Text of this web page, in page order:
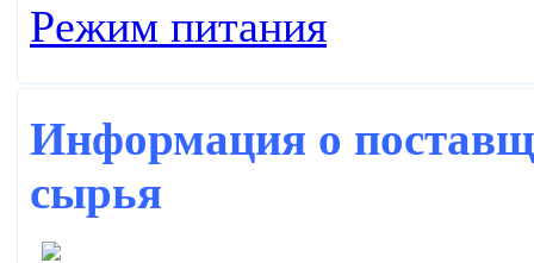
Режим питания
Информация о
сырья